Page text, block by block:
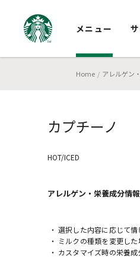
メニュー
Home アレルゲン
カプチーノ
HOT/ICED
アレルゲン・栄養成分情報
選択した内容に応じて情
ミルクの種類を変更し
カスタマイズ時の栄養